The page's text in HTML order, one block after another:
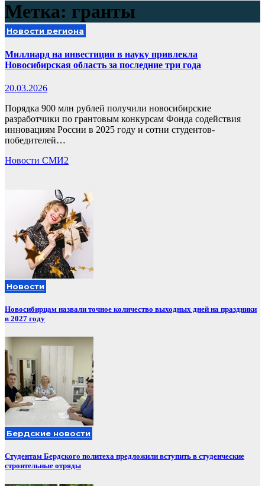
Метка: гранты
Новости региона
Миллиард на инвестиции в науку привлекла
Новосибирская область за последние три года
20.03.2026
Порядка 900 млн рублей получили новосибирские
разработчики по грантовым конкурсам Фонда содействия
инновациям России в 2025 году и сотни студентов-
победителей…
Новости СМИ2
Новости
Новосибирцам назвали точное количество выходных дней на праздники
в 2027 году
Бердские новости
Студентам Бердского политеха предложили вступить в студенческие
строительные отряды